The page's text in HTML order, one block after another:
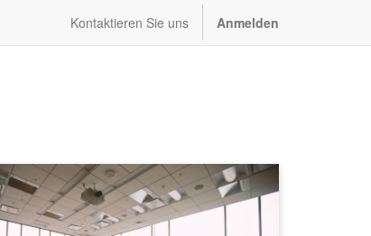
Kontaktieren Sie uns Anmelden